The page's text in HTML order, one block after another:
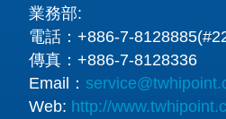
業務部:
電話： +886-7-
傳真： +886-7-8128336
Email：
Web: http://